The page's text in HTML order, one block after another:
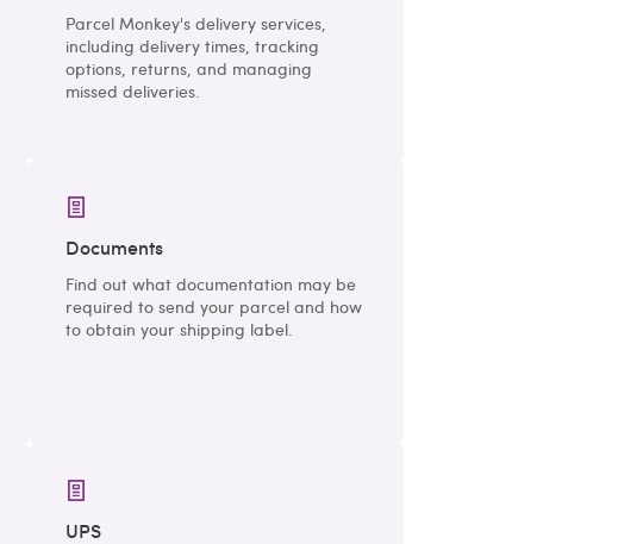
Parcel Monkey's delivery services,
including delivery times, tracking
options, returns, and managing
missed deliveries.
Documents
Find out what documentation may be
required to send your parcel and how
to obtain your shipping label.
UPS